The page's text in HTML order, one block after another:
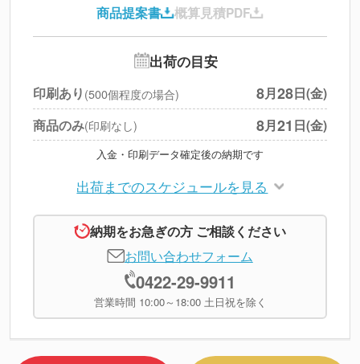
北海道・沖縄・離島 別途
円
※上記小計は税別です
商品提案書 概算見積PDF
出荷の目安
印刷あり (500個程度の場合) 8月28日(金)
商品のみ(印刷なし) 8月21 日(金)
入金・印刷データ確定後の納期です
出荷までのスケジュールを見る
納期をお急ぎの方 ご相談ください
お問い合わせフォーム
0422-29-9911
営業時間 10:00～18:00 土日祝を除く